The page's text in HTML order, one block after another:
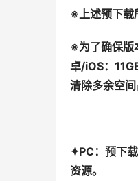
※上述预下载
※为了确保版
卓/iOS：
清除多余空间
✦PC：预下
资源。